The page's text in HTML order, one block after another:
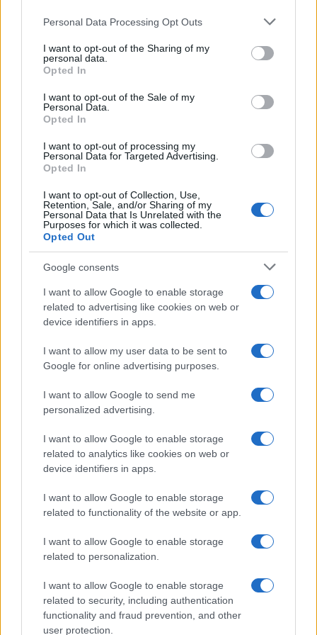
Please note that this website/app uses one or more Google
not limited to your visit or usage behaviour. You may click to
grant or deny consent to Google and its third-party tags to
use your data for below specified purposes in below Google
consent section.
Personal Data Processing Opt Outs
I want to opt-out of the Sharing of my
personal data.
Opted In
I want to opt-out of the Sale of my
Personal Data.
Opted In
I want to opt-out of processing my
Personal Data for Targeted Advertising.
Opted In
I want to opt-out of Collection, Use,
Retention, Sale, and/or Sharing of my
Personal Data that Is Unrelated with the
Purposes for which it was collected.
Opted Out
Google consents
I want to allow Google to enable storage
related to advertising like cookies on web or
device identifiers in apps.
I want to allow my user data to be sent to
Google for online advertising purposes.
I want to allow Google to send me
personalized advertising.
I want to allow Google to enable storage
related to analytics like cookies on web or
device identifiers in apps.
I want to allow Google to enable storage
related to functionality of the website or app.
I want to allow Google to enable storage
related to personalization.
I want to allow Google to enable storage
related to security, including authentication
functionality and fraud prevention, and other
user protection.
egy világra nyíló ablak?, amely a régi időkben az egyik
legfontosabb közösségi teret jelentette a fiatalok számára.
?Örömmel tölt el, hogy elmondhatom: bármit is értem el az
diákja ? és ezzel a gondolattal és büszkeséggel nem
vagyok egyedül.? Szijártó István meghatódva emlékezett
vissza a Collegiumban töltött éveire. Elmesélte, hogy 1964
februárjában csöppent bele az intézmény életébe, ?86-ig
nemzedékhez is szoros kapcsolat fűzte. ?Hóvári Jánosék
nemzedékében élt a legélénkebben az a szellemiség, amely
az Eötvös József Collegiumot jellemzi, és ahogy egyre
jobban megismertem őket, rájöttem: van egyfajta
folytonosság az intézmény életében, amely a diákok
tudásvágyának és tenni akarásának köszönhetően sosem
szakad félbe.?
Ezt a gondolatot erősítette meg Kovács István történész,